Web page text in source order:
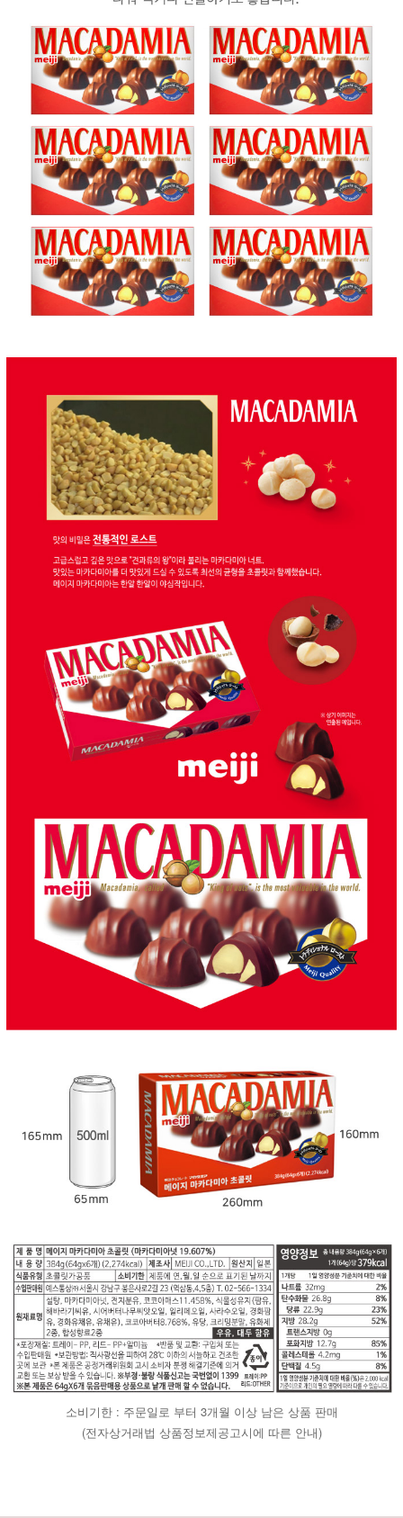
소비기한 : 주문일로 부터 3개월 이상 남은 상품 판매
(전자상거래법 상품정보제공고시에 따른 안내)